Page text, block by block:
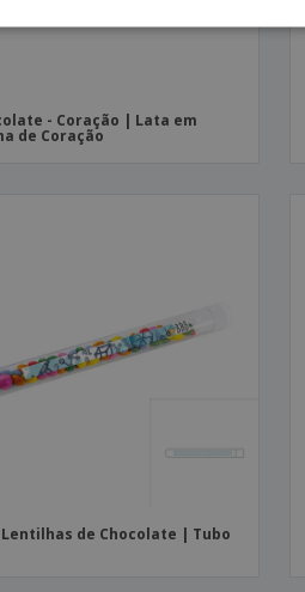
- Coração | Lata em
de Coração
de Chocolate | Tubo